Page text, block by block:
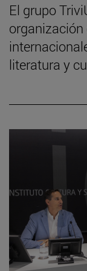
El grupo
organización
literatura y